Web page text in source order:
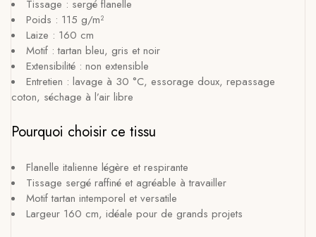
Tissage : sergé flanelle
Poids : 115 g/m²
Laize : 160 cm
Motif : tartan bleu, gris et noir
Extensibilité : non extensible
Entretien : lavage à 30 °C, essorage doux, repassage
coton, séchage à l’air libre
Pourquoi choisir ce tissu
Flanelle italienne légère et respirante
Tissage sergé raffiné et agréable à travailler
Motif tartan intemporel et versatile
Largeur 160 cm, idéale pour de grands projets